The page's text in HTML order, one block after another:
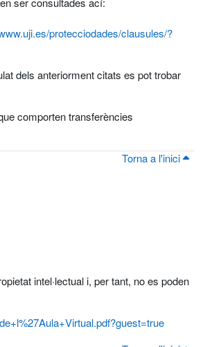
protecciodades/clausules/?
dels anteriorment citats es pot trobar
comporten transferències
Torna a l'inici
intel·lectual i, per tant, no es poden